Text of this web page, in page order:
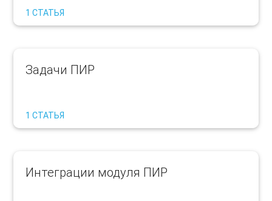
1 СТАТЬЯ
Задачи ПИР
1 СТАТЬЯ
Интеграции модуля ПИР